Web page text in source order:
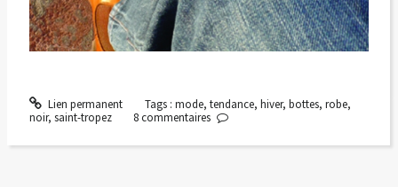
Lien permanent Tags : mode, tendance, hiver, bottes, robe,
noir, saint-tropez 8commentaires